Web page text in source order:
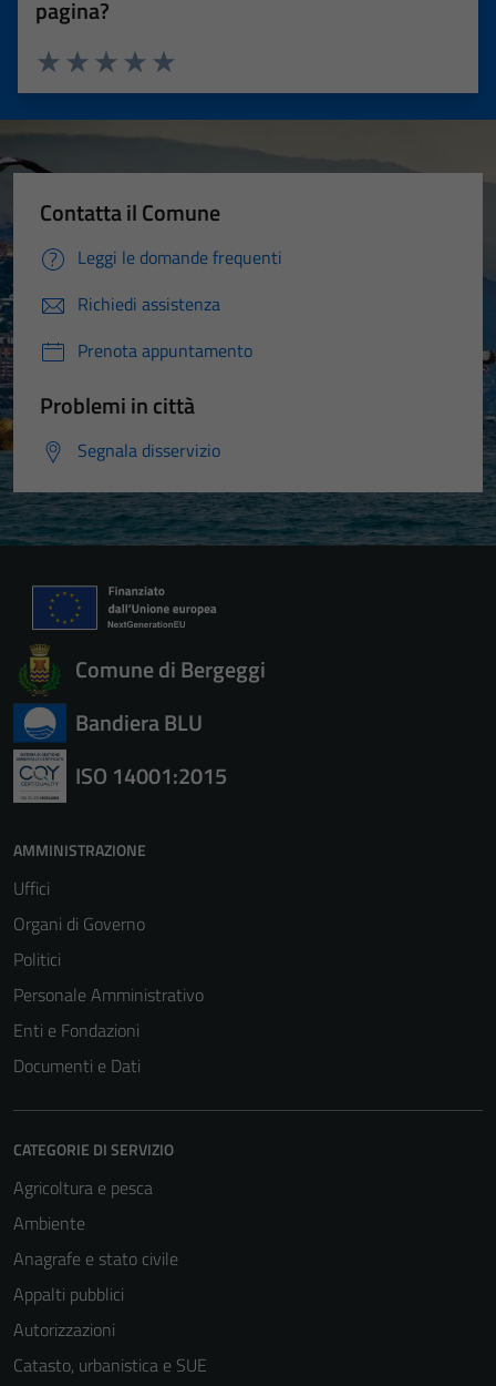
pagina?
Valuta 5 stelle su 5
Valuta 4 stelle su 5
Valuta 3 stelle su 5
Valuta 2 stelle su 5
Valuta 1 stelle su 5
Contatta il Comune
Leggi le domande frequenti
Richiedi assistenza
Prenota appuntamento
Problemi in città
Segnala disservizio
Comune di Bergeggi
Bandiera BLU
ISO 14001:2015
AMMINISTRAZIONE
Uffici
Organi di Governo
Politici
Personale Amministrativo
Enti e Fondazioni
Documenti e Dati
CATEGORIE DI SERVIZIO
Agricoltura e pesca
Ambiente
Anagrafe e stato civile
Appalti pubblici
Autorizzazioni
Catasto, urbanistica e SUE